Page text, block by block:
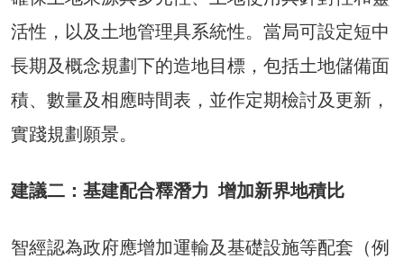
活性，以及土地管理具系統性。當局可設定短中
長期及概念規劃下的造地目標，包括土地儲備面
積、數量及相應時間表，並作定期檢討及更新，
實踐規劃願景。
建議二：基建配合釋潛力 增加新界地積比
智經認為政府應增加運輸及基礎設施等配套（例